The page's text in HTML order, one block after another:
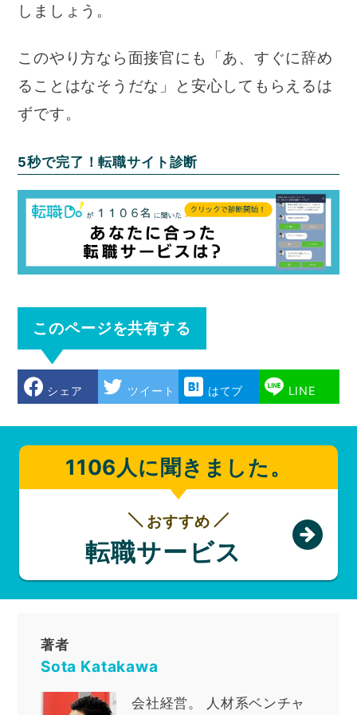
しましょう。
このやり方なら面接官にも「あ、すぐに辞め
ることはなそうだな」と安心してもらえるは
ずです。
5秒で完了！転職サイト診断
このページを共有する
シェア ツイート はてブ LINE
1106人に聞きました。
おすすめ
転職サービス
著者
Sota Katakawa
会社経営。 人材系ベンチャ